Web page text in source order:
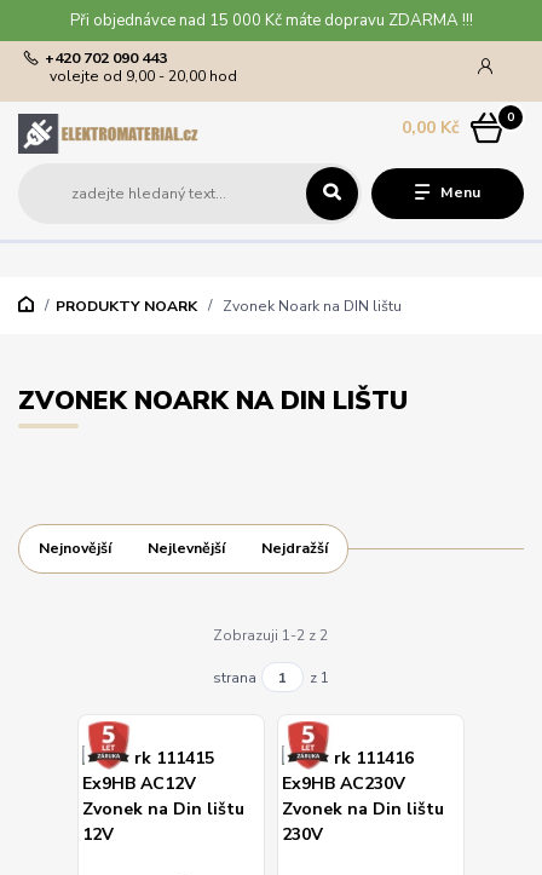
Při objednávce nad 15 000 Kč máte dopravu ZDARMA !!!
Menu
+420 702 090 443
volejte od 9,00 - 20,00 hod
0
0,00 Kč
PRODUKTY NOARK Zvonek Noark na DIN lištu
ZVONEK NOARK NA DIN LIŠTU
Nejnovější Nejlevnější Nejdražší
Zobrazuji 1-2 z 2
strana z 1